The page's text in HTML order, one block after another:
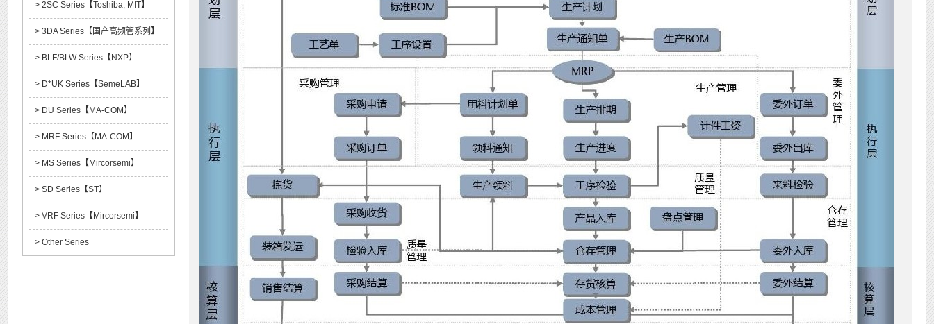
> 2SC Series【Toshiba, MIT】
> 3DA Series【国产高频管系列】
> BLF/BLW Series【NXP】
> D*UK Series【SemeLAB】
> DU Series【MA-COM】
> MRF Series【MA-COM】
> MS Series【Mircorsemi】
> SD Series【ST】
> VRF Series【Mircorsemi】
> Other Series